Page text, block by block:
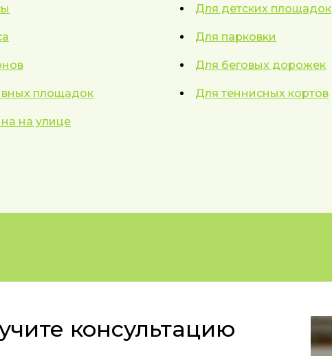
Для детских площадок
Для парковки
Для беговых дорожек
площадок Для теннисных кортов
на улице
консультацию